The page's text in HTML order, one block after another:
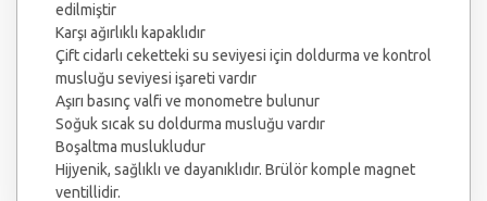
edilmiştir
Karşı ağırlıklı kapaklıdır
Çift cidarlı ceketteki su seviyesi için doldurma ve kontrol
musluğu seviyesi işareti vardır
Aşırı basınç valfi ve monometre bulunur
Soğuk sıcak su doldurma musluğu vardır
Boşaltma muslukludur
Hijyenik, sağlıklı ve dayanıklıdır. Brülör komple magnet
ventillidir.